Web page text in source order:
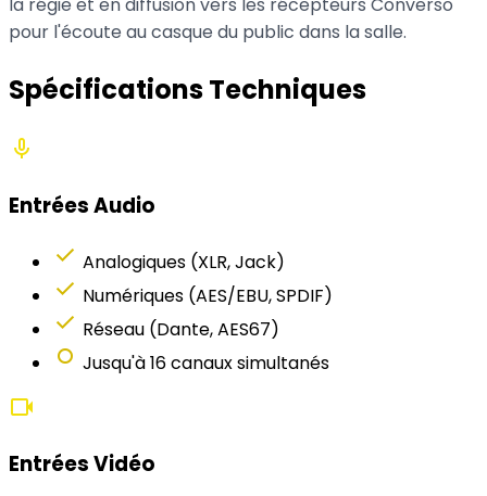
pour l'écoute au casque du public dans la salle.
Spécifications Techniques
mic
Entrées Audio
check Analogiques (XLR, Jack)
check Numériques (AES/EBU, SPDIF)
check Réseau (Dante, AES67)
fiber_manual_record Jusqu'à 16 canaux simultanés
videocam
Entrées Vidéo